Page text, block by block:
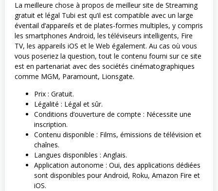
La meilleure chose à propos de meilleur site de Streaming
gratuit et légal Tubi est qu’il est compatible avec un large
éventail d’appareils et de plates-formes multiples, y compris
les smartphones Android, les téléviseurs intelligents, Fire
TV, les appareils iOS et le Web également. Au cas où vous
vous poseriez la question, tout le contenu fourni sur ce site
est en partenariat avec des sociétés cinématographiques
comme MGM, Paramount, Lionsgate.
Prix : Gratuit.
Légalité : Légal et sûr.
Conditions d’ouverture de compte : Nécessite une
inscription.
Contenu disponible : Films, émissions de télévision et
chaînes.
Langues disponibles : Anglais.
Application autonome : Oui, des applications dédiées
sont disponibles pour Android, Roku, Amazon Fire et
iOS.